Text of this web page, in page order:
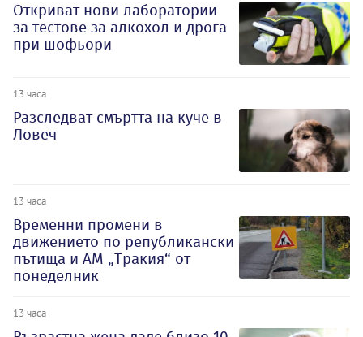
Откриват нови лаборатории
за тестове за алкохол и дрога
при шофьори
13 часа
Разследват смъртта на куче в
Ловеч
13 часа
Временни промени в
движението по републикански
пътища и АМ „Тракия“ от
понеделник
13 часа